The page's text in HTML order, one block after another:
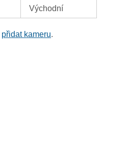
Východní
přidat kameru.